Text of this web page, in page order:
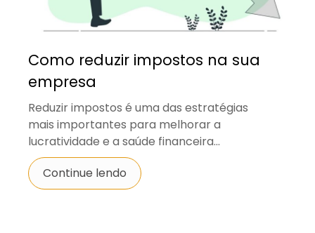
Como reduzir impostos na sua
empresa
Reduzir impostos é uma das estratégias
mais importantes para melhorar a
lucratividade e a saúde financeira...
Continue lendo